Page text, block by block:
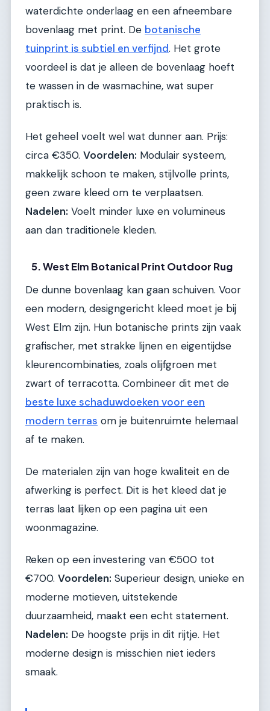
waterdichte onderlaag en een afneembare
bovenlaag met print. De botanische
tuinprint is subtiel en verfijnd. Het grote
voordeel is dat je alleen de bovenlaag hoeft
te wassen in de wasmachine, wat super
praktisch is.
Het geheel voelt wel wat dunner aan. Prijs:
circa €350. Voordelen: Modulair systeem,
makkelijk schoon te maken, stijlvolle prints,
geen zware kleed om te verplaatsen.
Nadelen: Voelt minder luxe en volumineus
aan dan traditionele kleden.
5. West Elm Botanical Print Outdoor Rug
De dunne bovenlaag kan gaan schuiven. Voor
een modern, designgericht kleed moet je bij
West Elm zijn. Hun botanische prints zijn vaak
grafischer, met strakke lijnen en eigentijdse
kleurencombinaties, zoals olijfgroen met
zwart of terracotta. Combineer dit met de
beste luxe schaduwdoeken voor een
modern terras om je buitenruimte helemaal
af te maken.
De materialen zijn van hoge kwaliteit en de
afwerking is perfect. Dit is het kleed dat je
terras laat lijken op een pagina uit een
woonmagazine.
Reken op een investering van €500 tot
€700. Voordelen: Superieur design, unieke en
moderne motieven, uitstekende
duurzaamheid, maakt een echt statement.
Nadelen: De hoogste prijs in dit rijtje. Het
moderne design is misschien niet ieders
smaak.